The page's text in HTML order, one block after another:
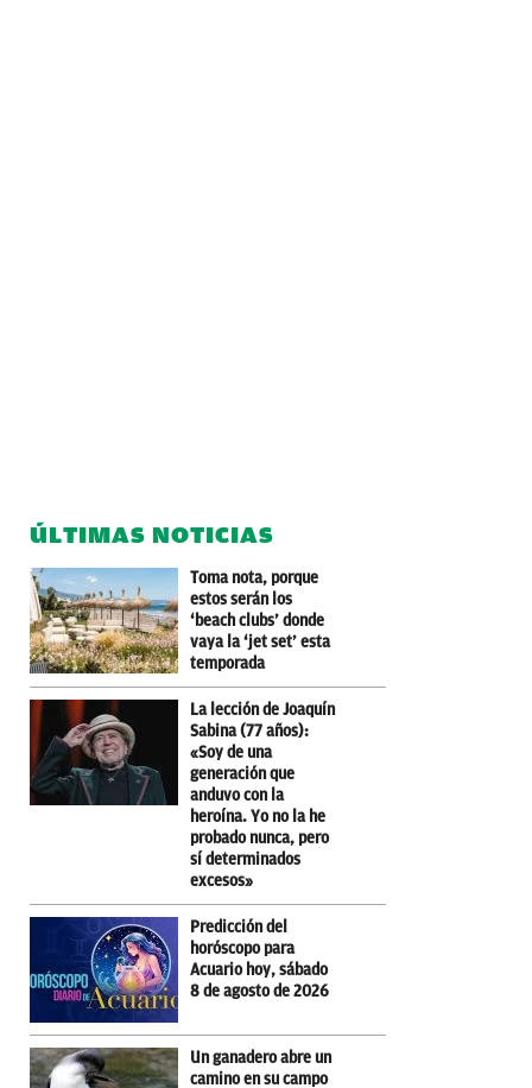
ÚLTIMAS NOTICIAS
Toma nota, porque
estos serán los
‘beach clubs’ donde
vaya la ‘jet set’ esta
temporada
La lección de Joaquín
Sabina (77 años):
«Soy de una
generación que
anduvo con la
heroína. Yo no la he
probado nunca, pero
sí determinados
excesos»
Predicción del
horóscopo para
Acuario hoy, sábado
8 de agosto de 2026
Un ganadero abre un
camino en su campo